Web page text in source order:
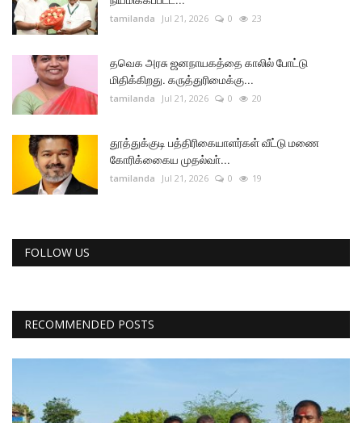
tamilanda Jul 21, 2026 0 23
தவெக அரசு ஜனநாயகத்தை காலில் போட்டு
மிதிக்கிறது. கருத்துரிமைக்கு...
tamilanda Jul 21, 2026 0 20
தூத்துக்குடி பத்திரிகையாளர்கள் வீட்டு மணை
கோரிக்கைைய முதல்வா்...
tamilanda Jul 21, 2026 0 19
FOLLOW US
RECOMMENDED POSTS